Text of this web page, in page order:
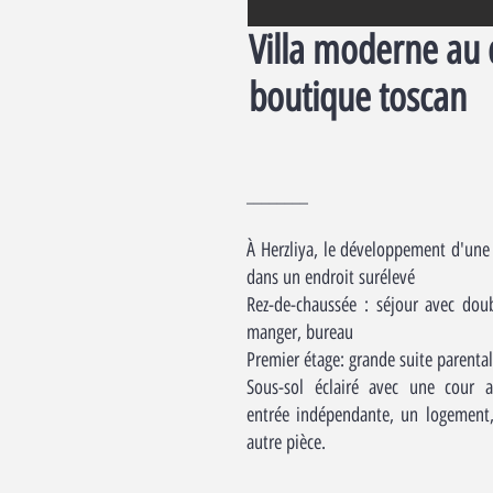
Villa moderne au
boutique toscan
À Herzliya, le développement
dans un endroit surélevé
Rez-de-chaussée : séjour avec
manger, bureau
Premier étage: grande suite
Sous-sol éclairé avec une cour
entrée indépendante, un
autre pièce.